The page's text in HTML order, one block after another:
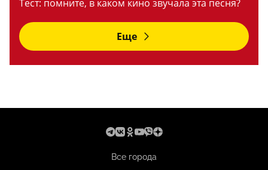
Тест: помните, в каком кино звучала эта песня?
Еще
Все города